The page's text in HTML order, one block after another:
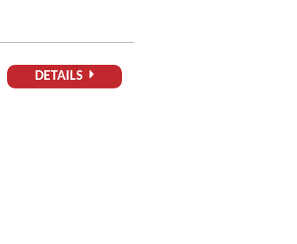
DETAILS